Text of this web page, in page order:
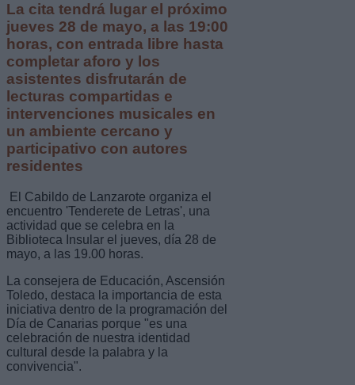
La cita tendrá lugar el próximo
jueves 28 de mayo, a las 19:00
horas, con entrada libre hasta
completar aforo y los
asistentes disfrutarán de
lecturas compartidas e
intervenciones musicales en
un ambiente cercano y
participativo con autores
residentes
El Cabildo de Lanzarote organiza el
encuentro 'Tenderete de Letras', una
actividad que se celebra en la
Biblioteca Insular el jueves, día 28 de
mayo, a las 19.00 horas.
La consejera de Educación, Ascensión
Toledo, destaca la importancia de esta
iniciativa dentro de la programación del
Día de Canarias porque "es una
celebración de nuestra identidad
cultural desde la palabra y la
convivencia".